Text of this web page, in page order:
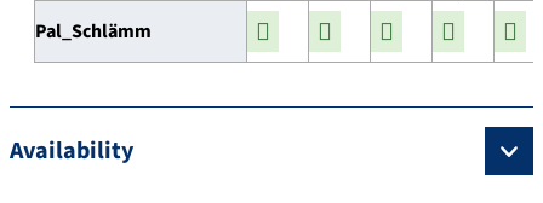
Pal_Schlämm
Availability